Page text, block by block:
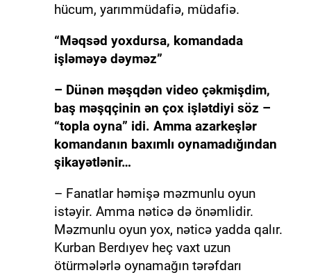
hücum, yarımmüdafiə, müdafiə.
“Məqsəd yoxdursa, komandada
işləməyə dəyməz”
– Dünən məşqdən video çəkmişdim,
baş məşqçinin ən çox işlətdiyi söz –
“topla oyna” idi. Amma azarkeşlər
komandanın baxımlı oynamadığından
şikayətlənir…
– Fanatlar həmişə məzmunlu oyun
istəyir. Amma nəticə də önəmlidir.
Məzmunlu oyun yox, nəticə yadda qalır.
Kurban Berdıyev heç vaxt uzun
ötürmələrlə oynamağın tərəfdarı